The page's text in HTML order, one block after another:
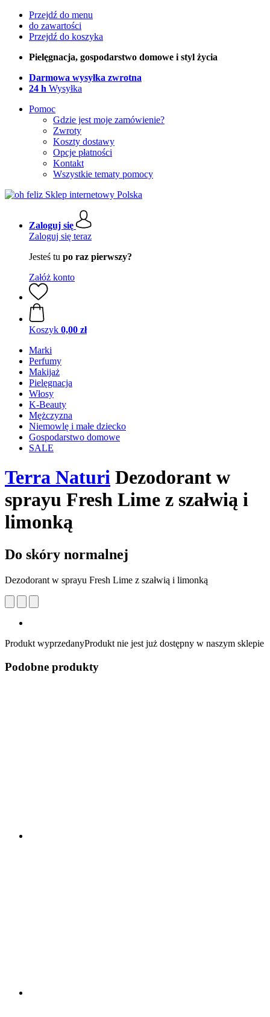
Przejdź do menu
do zawartości
Przejdź do koszyka
Pielęgnacja, gospodarstwo domowe i styl życia
Darmowa wysyłka zwrotna
24 h Wysyłka
Pomoc
Gdzie jest moje zamówienie?
Zwroty
Koszty dostawy
Opcje płatności
Kontakt
Wszystkie tematy pomocy
Zaloguj się
Zaloguj się teraz
Jesteś tu po raz pierwszy?
Załóż konto
Koszyk 0,00 zł
Marki
Perfumy
Makijaż
Pielęgnacja
Włosy
K-Beauty
Mężczyzna
Niemowlę i małe dziecko
Gospodarstwo domowe
SALE
Terra Naturi Dezodorant w
sprayu Fresh Lime z szałwią i
limonką
Do skóry normalnej
Dezodorant w sprayu Fresh Lime z szałwią i limonką
Produkt wyprzedanyProdukt nie jest już dostępny w naszym sklepie
Podobne produkty